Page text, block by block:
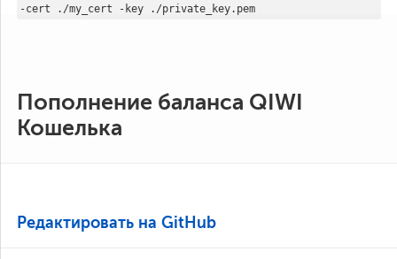
-cert ./my_cert -key ./private_key.pem
Пополнение баланса QIWI
Кошелька
Редактировать на GitHub